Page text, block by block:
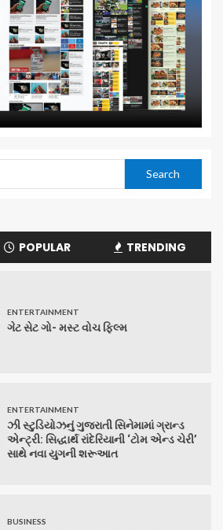
POPULAR TRENDING
ENTERTAINMENT
ગેટ સેટ ગો- મસ્ટ વોચ ફિલ્મ
ENTERTAINMENT
ઝી સ્ટુડિયોઝનું ગુજરાતી સિનેમામાં ગ્રાન્ડ
એન્ટ્રી: સિદ્ધાર્થ રાંદેરિયાની ‘ટોમ એન્ડ ચેરી’
સાથે નવા યુગની શરૂઆત
BUSINESS